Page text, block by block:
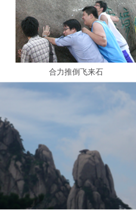
合力推倒飞来石